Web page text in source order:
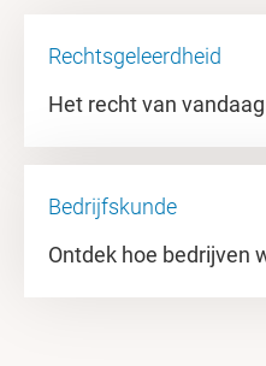
Rechtsgeleerdheid
Het recht van
Bedrijfskunde
Ontdek hoe bedrijven